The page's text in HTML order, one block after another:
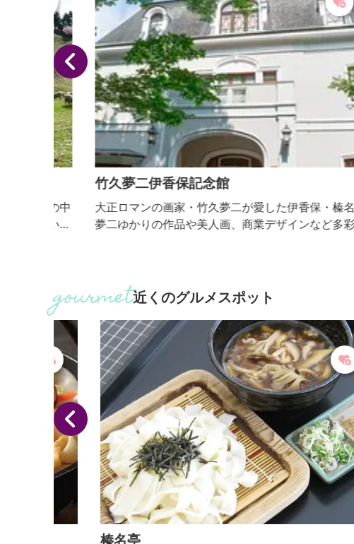
竹久夢二伊香保記念館
大正ロマンの画家・竹久夢二が愛した伊香保・榛名。
夢二ゆかりの作品や美人画、商業デザインなど多彩な
近くのグルメスポット